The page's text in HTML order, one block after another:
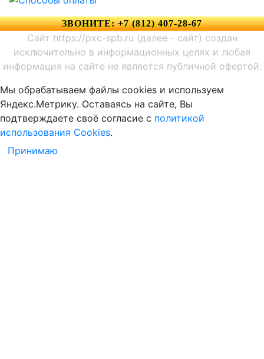
ЗВОНИТЕ: +7 (812) 407-28-67
Сайт https://pxc-spb.ru (далее - сайт) создан
исключительно в информационных целях и любая
информация на сайте не является публичной офертой.
Мы обрабатываем файлы cookies и используем
Яндекс.Метрику. Оставаясь на сайте, Вы
подтверждаете своё согласие с политикой
использования Cookies.
Принимаю